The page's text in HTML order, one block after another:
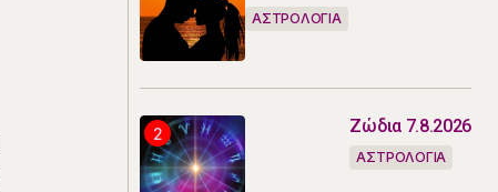
ΑΣΤΡΟΛΟΓΙΑ
Ζώδια 7.8.2026
ΑΣΤΡΟΛΟΓΙΑ